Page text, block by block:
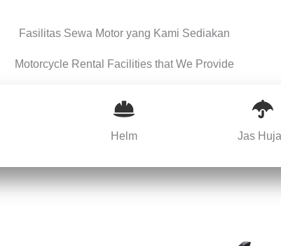
Fasilitas Sewa Motor yang Kami Sediakan
Motorcycle Rental Facilities that We Provide
Helm Jas